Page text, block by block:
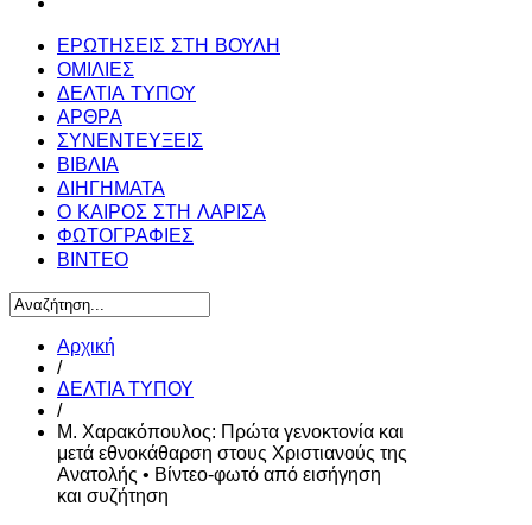
ΕΡΩΤΗΣΕΙΣ ΣΤΗ ΒΟΥΛΗ
ΟΜΙΛΙΕΣ
ΔΕΛΤΙΑ ΤΥΠΟΥ
ΑΡΘΡΑ
ΣΥΝΕΝΤΕΥΞΕΙΣ
ΒΙΒΛΙΑ
ΔΙΗΓΗΜΑΤΑ
Ο ΚΑΙΡΟΣ ΣΤΗ ΛΑΡΙΣΑ
ΦΩΤΟΓΡΑΦΙΕΣ
ΒΙΝΤΕΟ
Αρχική
/
ΔΕΛΤΙΑ ΤΥΠΟΥ
/
Μ. Χαρακόπουλος: Πρώτα γενοκτονία και
μετά εθνοκάθαρση στους Χριστιανούς της
Ανατολής • Βίντεο-φωτό από εισήγηση
και συζήτηση